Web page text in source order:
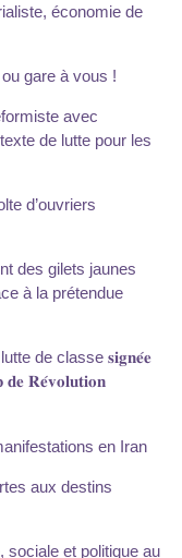
économie de
gare à vous !
avec
de lutte pour les
d’ouvriers
des gilets jaunes
à la prétendue
de classe 𝐬𝐢𝐠𝐧𝐞́𝐞
𝐝𝐞 𝐑𝐞́𝐯𝐨𝐥𝐮𝐭𝐢𝐨𝐧
en Iran
aux destins
sociale et politique au